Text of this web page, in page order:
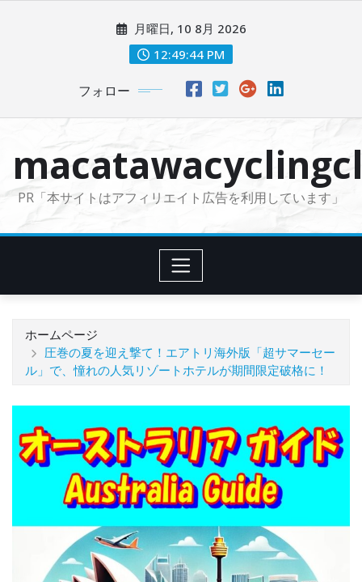
に
月曜日, 10 8月 2026
12:49:45 PM
フォロー
PR「本サイトはアフィリエイト広告を利用しています」
ホームページ
圧巻の夏を迎え撃て！エアトリ海外版「超サマーセー
ル」で、憧れの人気リゾートホテルが期間限定破格に！